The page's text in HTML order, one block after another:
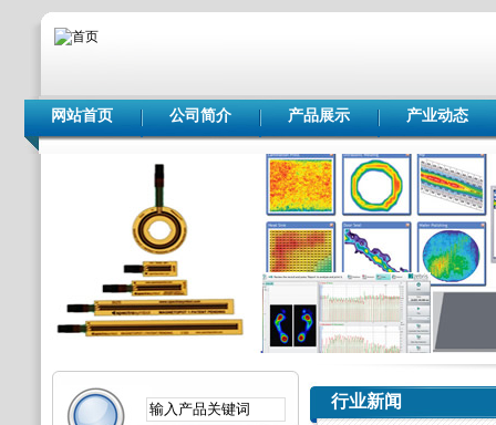
网站首页 公司简介 产品展示 产业动态
行业新闻